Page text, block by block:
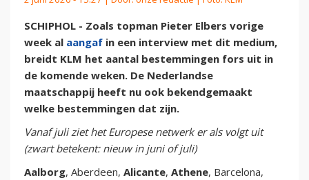
SCHIPHOL - Zoals topman Pieter Elbers vorige
week al aangaf in een interview met dit medium,
breidt KLM het aantal bestemmingen fors uit in
de komende weken. De Nederlandse
maatschappij heeft nu ook bekendgemaakt
welke bestemmingen dat zijn.
Vanaf juli ziet het Europese netwerk er als volgt uit
(zwart betekent: nieuw in juni of juli)
Aalborg, Aberdeen, Alicante, Athene, Barcelona,